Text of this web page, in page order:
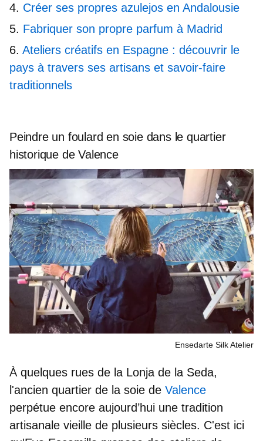
Créer ses propres azulejos en Andalousie
Fabriquer son propre parfum à Madrid
Ateliers créatifs en Espagne : découvrir le
pays à travers ses artisans et savoir‑faire
traditionnels
Peindre un foulard en soie dans le quartier
historique de Valence
Ensedarte Silk Atelier
À quelques rues de la Lonja de la Seda,
l'ancien quartier de la soie de Valence
perpétue encore aujourd’hui une tradition
artisanale vieille de plusieurs siècles. C'est ici